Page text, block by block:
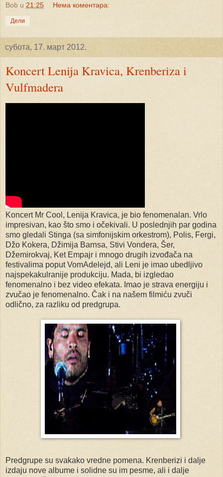
Bob u 21:25 Нема коментара:
Дели
субота, 17. март 2012.
Koncert Lenija Kravica, Krenberiza i
Vulfmadera
Koncert Mr Cool, Lenija Kravica, je bio fenomenalan. Vrlo
impresivan, kao što smo i očekivali. U poslednjih par godina
smo gledali Stinga (sa simfonijskim orkestrom), Polis, Fergi,
Džo Kokera, Džimija Barnsa, Stivi Vondera, Šer,
Džemirokvaj, Ket Empajr i mnogo drugih izvođača na
festivalima poput VomAdelejd, ali Leni je imao ubedljivo
najspekakulranije produkciju. Mada, bi izgledao
fenomenalno i bez video efekata. Imao je strava energiju i
zvučao je fenomenalno. Čak i na našem filmiću zvuči
odlično, za razliku od predgrupa.
Predgrupe su svakako vredne pomena. Krenberizi i dalje
izdaju nove albume i solidne su im pesme, ali i dalje